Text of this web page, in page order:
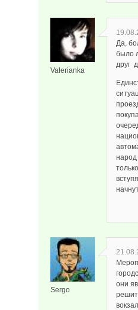
Valerianka
Да,
было
друг
народ
Sergo
они
решит